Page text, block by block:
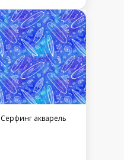
Серфинг акварель